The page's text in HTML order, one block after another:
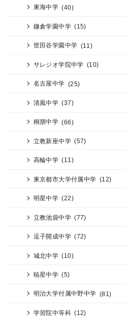
東海中学 (40)
鎌倉学園中学 (15)
世田谷学園中学 (11)
サレジオ学院中学 (10)
名古屋中学 (25)
清風中学 (37)
桐朋中学 (66)
立教新座中学 (57)
高輪中学 (11)
東京都市大学付属中学 (12)
明星中学 (22)
立教池袋中学 (77)
逗子開成中学 (72)
城北中学 (10)
暁星中学 (5)
明治大学付属中野中学 (81)
学習院中等科 (12)